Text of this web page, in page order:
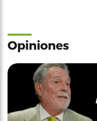
Opiniones